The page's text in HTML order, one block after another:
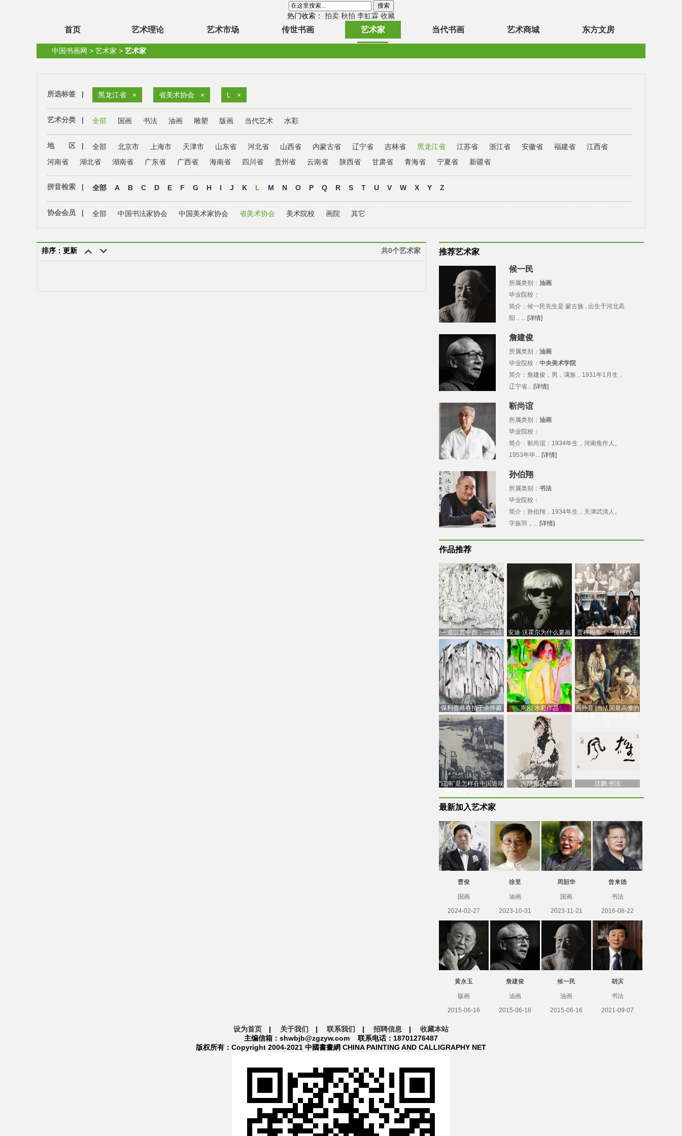
热门收索： 拍卖 秋拍 李虹霖 收藏
首页 艺术理论 艺术市场 传世书画 艺术家 当代书画 艺术商城 东方文房
中国书画网 > 艺术家 > 艺术家
所选标签 | 黑龙江省 × 省美术协会 × L ×
艺术分类 | 全部 国画 书法 油画 雕塑 版画 当代艺术 水彩
地 区 | 全部 北京市 上海市 天津市 山东省 河北省 山西省 内蒙古省 辽宁省 吉林省 黑龙江省 江苏省 浙江省 安徽省 福建省
江西省
河南省
湖北省 湖南省 广东省 广西省 海南省 四川省 贵州省 云南省 陕西省 甘肃省 青海省 宁夏省 新疆省
拼音检索 | 全部 A B C D E F G H I J K L M N O P Q R S T U V W X Y Z
协会会员 | 全部 中国书法家协会 中国美术家协会 省美术协会 美术院校 画院 其它
排序：更新 共0个艺术家 推荐艺术家
候一民
所属类别： 油画
毕业院校：
简介：候一民先生是 蒙古族 , 出生于河北高
阳，... [详情]
詹建俊
所属类别： 油画
毕业院校： 中央美术学院
简介：詹建俊，男，满族，1931年1月生，
辽宁省... [详情]
靳尚谊
所属类别： 油画
毕业院校：
简介：靳尚谊：1934年生，河南焦作人。
1953年毕... [详情]
孙伯翔
所属类别： 书法
毕业院校：
简介：孙伯翔，1934年生，天津武清人。
字振羽，... [详情]
作品推荐
一道以贯中西，一画以
通古今：吴冠中的绘画
创
安迪·沃霍尔为什么要画
芭比
贾科梅蒂：一位现代主
义的“当代”艺术家
保利香港春拍千余件藏
品估价逾7亿港元，吴冠
中
周刚 水彩作品
画外音 |当法国最高傲的
“江南”是怎样在中国近现
方增先 人物画 沈鹏 书法
最新加入艺术家
曹俊
国画
2024-02-27
徐里
油画
2023-10-31
周韶华
国画
2023-11-21
曾来德
书法
2016-08-22
黄永玉
版画
2015-06-16
詹建俊
油画
2015-06-16
候一民
油画
2015-06-16
胡滨
书法
2021-09-07
设为首页 | 关于我们 | 联系我们 | 招聘信息 | 收藏本站
主编信箱：shwbjb@zgzyw.com 联系电话：18701276487
版权所有：Copyright 2004-2021 中國書畫網 CHINA PAINTING AND CALLIGRAPHY NET